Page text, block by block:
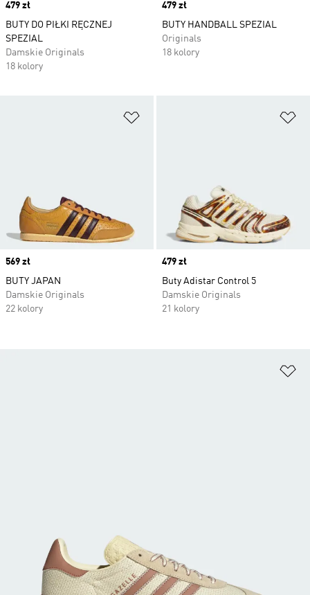
Price
479 zł
BUTY DO PIŁKI RĘCZNEJ
SPEZIAL
Damskie Originals
18 kolory
Price
479 zł
BUTY HANDBALL SPEZIAL
Originals
18 kolory
Price
569 zł
BUTY JAPAN
Damskie Originals
22 kolory
Price
479 zł
Buty Adistar Control 5
Damskie Originals
21 kolory